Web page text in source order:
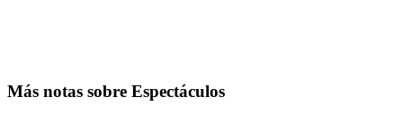
Más notas sobre Espectáculos